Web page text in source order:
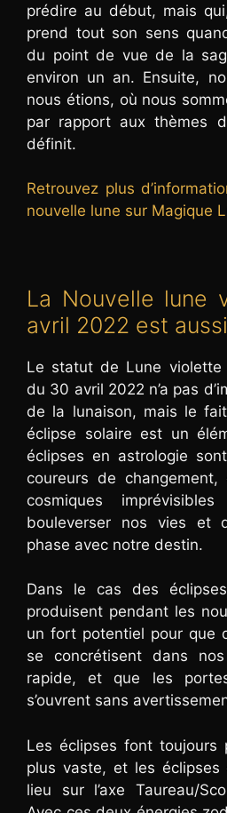
prédire au début, mais
prend tout son sens
du point de vue de la
environ un an. Ensuite,
nous étions, où nous
par rapport aux thèmes
définit.
Retrouvez plus
nouvelle lune sur Magique
La Nouvelle lune
avril 2022 est
Le statut de Lune
du 30 avril 2022 n’a pas
de la lunaison, mais le fait
éclipse solaire est un
éclipses en astrologie
coureurs de
cosmiques
bouleverser nos vies et
phase avec notre destin.
Dans le cas des
produisent pendant les
un fort potentiel pour que
se concrétisent dans
rapide, et que les
s’ouvrent sans
Les éclipses font toujours
plus vaste, et les
lieu sur l’axe Taureau/